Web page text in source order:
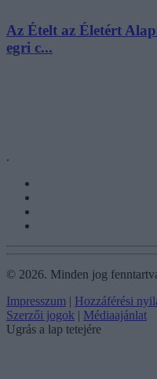
Az Ételt az Életért
egri c...
.
© 2026. Minden jog
Impresszum | Hozzáférési
Szerzői jogok | Médiaajánlat
Ugrás a lap tetejére